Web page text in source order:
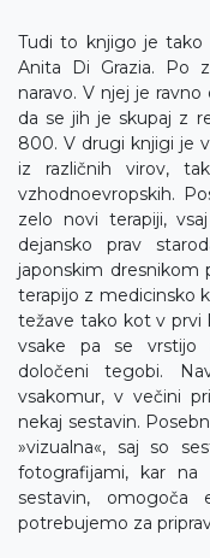
Tudi to knjigo je tako
Anita Di Grazia. Po
naravo. V njej je
da se jih je skupaj z
800. V drugi knjigi je
iz različnih virov,
vzhodnoevropskih.
zelo novi terapiji,
dejansko prav
japonskim dresnikom
terapijo z medicinsko
težave tako kot v prvi
vsake pa se vrstijo
določeni tegobi.
vsakomur, v večini
nekaj sestavin.
»vizualna«, saj so
fotografijami, kar na
sestavin,
potrebujemo za